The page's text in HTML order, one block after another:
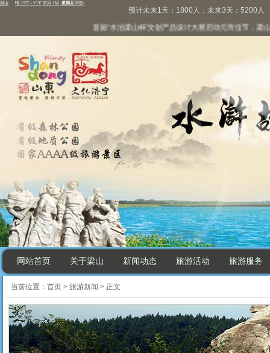
预计未来1天：1800人，未来3天：5200人
首届“水泊梁山杯”文创产品设计大赛启动元宵佳节，梁山景
网站首页 关于梁山 新闻动态 旅游活动 旅游服务
当前位置： 首页 > 旅游新闻 > 正文